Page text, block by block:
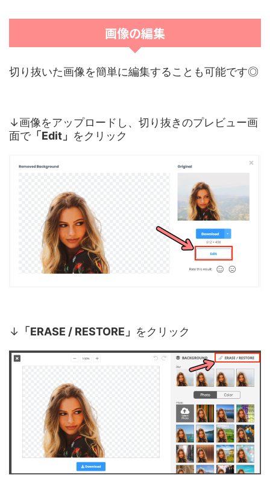
画像の編集
切り抜いた画像を簡単に編集することも可能です◎
↓画像をアップロードし、切り抜きのプレビュー画
面で「Edit」 をクリック
↓ 「ERASE / RESTORE」 をクリック